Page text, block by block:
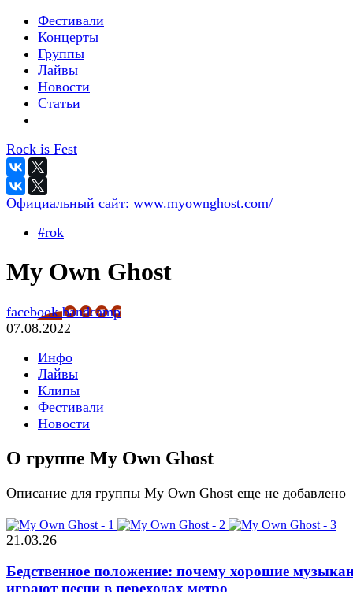
Фестивали
Концерты
Группы
Лайвы
Новости
Статьи
Rock is Fest
Официальный сайт: www.myownghost.com/
#rok
My Own Ghost
facebookbandcamp
07.08.2022
Инфо
Лайвы
Клипы
Фестивали
Новости
О группе My Own Ghost
Описание для группы My Own Ghost еще не добавлено
21.03.26
Бедственное положение: почему хорошие